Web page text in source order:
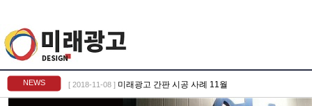
NEWS [ 2018-11-08 ] 미래광고 간판 시공 사례 11월